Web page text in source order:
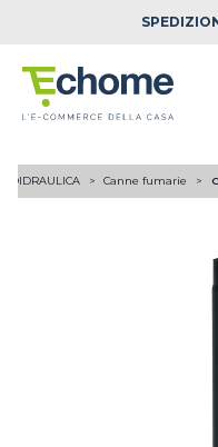
Canne fumarie